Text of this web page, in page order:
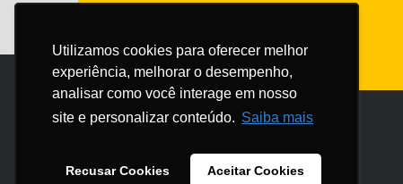
Utilizamos cookies para oferecer melhor
experiência, melhorar o desempenho,
analisar como você interage em nosso
site e personalizar conteúdo. Saiba mais
Recusar Cookies Aceitar Cookies
Utilizamos cookies para oferecer melhor
experiência, melhorar o desempenho,
analisar como você interage em nosso
site e personalizar conteúdo. Saiba mais
Recusar Cookies Aceitar Cookies